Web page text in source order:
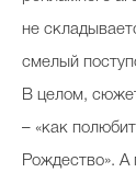
не
смелый
В целом,
– «как
Рождество». А